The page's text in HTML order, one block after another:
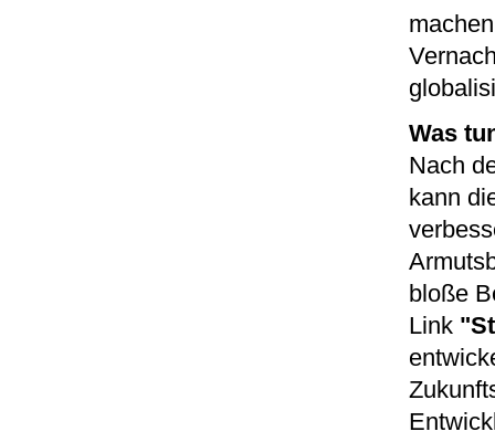
Was
Nach
kann
bloße
Link